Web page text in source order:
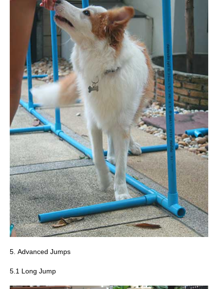
5. Advanced Jumps
5.1 Long Jump